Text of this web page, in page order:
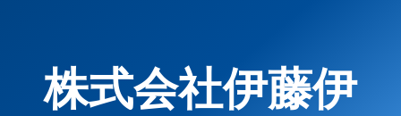
株式会社伊藤伊